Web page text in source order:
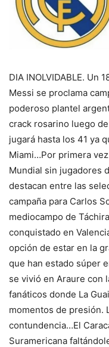
DIA INOLVIDABLE. Un
Messi se proclama
poderoso plantel
crack rosarino luego
jugará hasta los 41 ya
Miami…Por primera
Mundial sin jugadores
destacan entre las
campaña para Carlos
mediocampo de
conquistado en
opción de estar en la
que han estado súper
se vivió en Araure con
fanáticos donde La
momentos de presión.
contundencia…El
Suramericana